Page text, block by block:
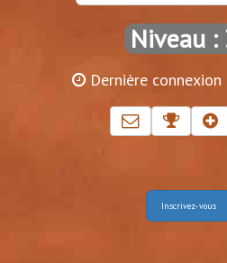
Niveau :
Dernière
Inscrivez-vous